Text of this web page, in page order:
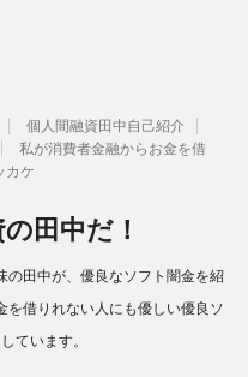
個人間融資田中自己紹介
私が消費者金融からお金を借
カケ
田中だ！
の田中が、優良なソフト闇金を紹
を借りれない人にも優しい優良ソ
ています。